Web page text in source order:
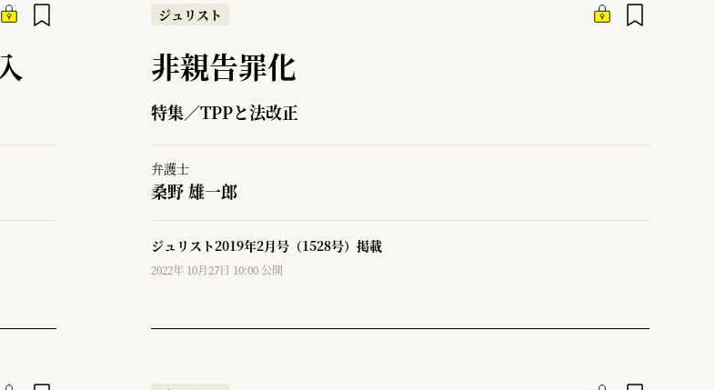
ジュリスト
非親告罪化
特集／TPPと法改正
弁護士
桑野 雄一郎
ジュリスト2019年2月号（1528号）掲載
2022年 10月27日 10:00 公開